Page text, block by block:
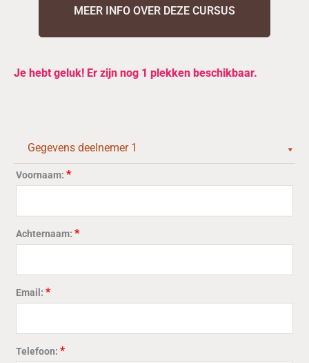
MEER INFO OVER DEZE CURSUS
Je hebt geluk! Er zijn nog 1 plekken beschikbaar.
VIP
oktober
2026
Gaat
plekken!
aantal
Gegevens deelnemer 1
Voornaam: *
Achternaam: *
Email: *
Telefoon: *